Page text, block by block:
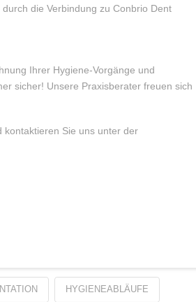
die Verbindung zu Conbrio Dent
Ihrer Hygiene-Vorgänge und
sicher! Unsere Praxisberater freuen sich
kontaktieren Sie uns unter der
HYGIENEABLÄUFE